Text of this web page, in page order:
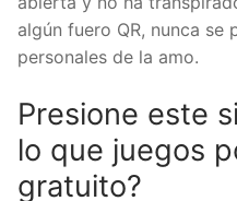
algún fuero QR, nunca se
personales de la amo.
Presione este
lo que juegos
gratuito?